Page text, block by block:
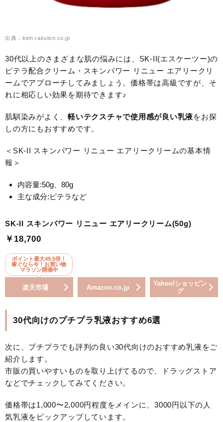
出典：item.rakuten.co.jp
30代以上のさまざまな肌の悩みには、SK-II(エスケーツー)の
ピテラ配合クリーム・スキンパワー リニュー エアリークリ
ームでアプローチしてみましょう。価格帯は高級ですが、そ
れに相応しい効果を期待できます♪
肌馴染みがよく、 軽いテクスチャで使用感が良い乳液をお探
しの方にもおすすめです。
＜SK-II スキンパワー リニュー エアリークリームの基本情
報＞
内容量:50g、80g
主な成分:ピテラなど
SK-II スキンパワー リニュー エアリークリーム(50g)
￥18,700
ポイント最大49.5倍！
稼ぐなら今！お買い物
マラソン開催中
楽天市場 Amazon.co.jp
Yahoo!ショッピン
グ
30代向けのプチプラ乳液おすすめ6選
次に、プチプラでも評判の良い30代向けのおすすめ乳液をご
紹介します。
市販の買いやすいものを取り上げてるので、ドラッグストア
などでチェックしてみてください。
価格帯は1,000〜2,000円程度をメインに、3000円以下の人
気乳液をピックアップしています。